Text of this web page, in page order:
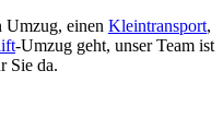
Umzug, einen Kleintransport,
-Umzug geht, unser Team ist
Sie da.